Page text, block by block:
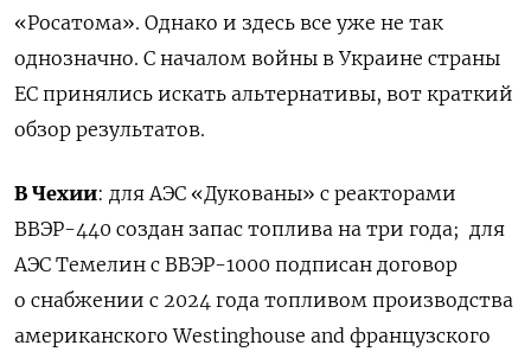
«Росатома». Однако и здесь все уже не так
однозначно. С началом войны в Украине страны
ЕС принялись искать альтернативы, вот краткий
обзор результатов.
В Чехии: для АЭС «Дукованы» с реакторами
ВВЭР-440 создан запас топлива на три года; для
АЭС Темелин с ВВЭР-1000 подписан договор
о снабжении с 2024 года топливом производства
американского Westinghouse and французского